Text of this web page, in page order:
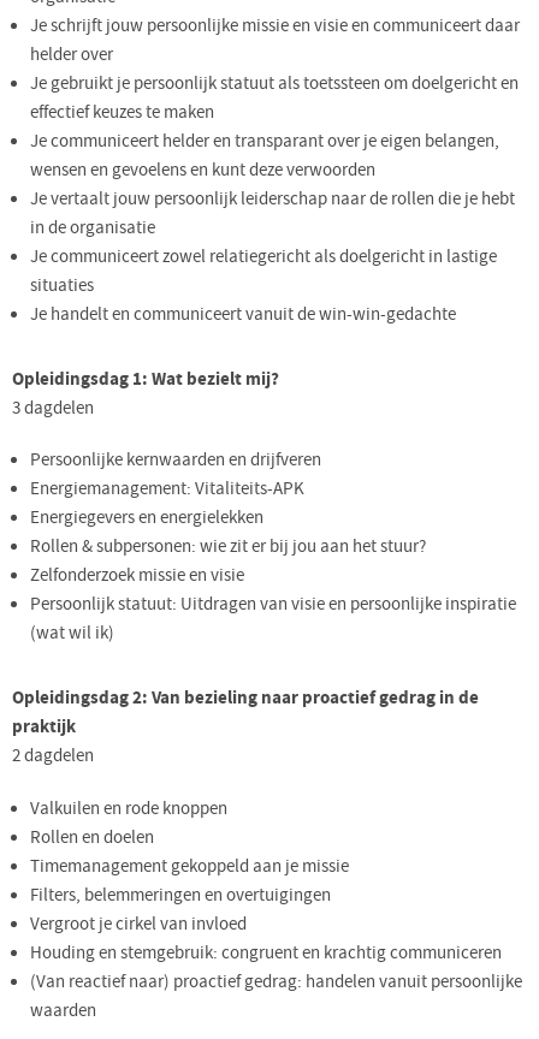
Je schrijft jouw persoonlijke missie en visie en communiceert daar
helder over
Je gebruikt je persoonlijk statuut als toetssteen om doelgericht en
effectief keuzes te maken
Je communiceert helder en transparant over je eigen belangen,
wensen en gevoelens en kunt deze verwoorden
Je vertaalt jouw persoonlijk leiderschap naar de rollen die je hebt
in de organisatie
Je communiceert zowel relatiegericht als doelgericht in lastige
situaties
Je handelt en communiceert vanuit de win-win-gedachte
Opleidingsdag 1: Wat bezielt mij?
3 dagdelen
Persoonlijke kernwaarden en drijfveren
Energiemanagement: Vitaliteits-APK
Energiegevers en energielekken
Rollen & subpersonen: wie zit er bij jou aan het stuur?
Zelfonderzoek missie en visie
Persoonlijk statuut: Uitdragen van visie en persoonlijke inspiratie
(wat wil ik)
Opleidingsdag 2: Van bezieling naar proactief gedrag in de
praktijk
2 dagdelen
Valkuilen en rode knoppen
Rollen en doelen
Timemanagement gekoppeld aan je missie
Filters, belemmeringen en overtuigingen
Vergroot je cirkel van invloed
Houding en stemgebruik: congruent en krachtig communiceren
(Van reactief naar) proactief gedrag: handelen vanuit persoonlijke
waarden